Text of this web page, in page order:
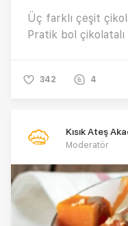
Üç farklı çeşit
Pratik bol çikolatalı
342 4
Kısık Ateş
Moderatör